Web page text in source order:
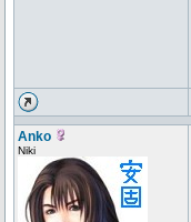
Anko
Niki